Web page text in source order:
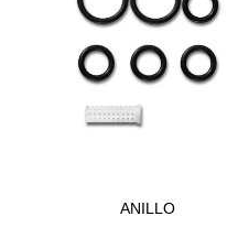
ANILLO